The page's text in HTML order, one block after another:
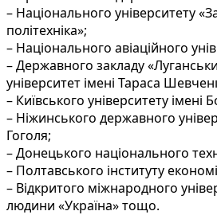
– Національного університету
політехніка»;
– Національного авіаційного
– Державного закладу
університет імені Тараса
– Київського університету імені
– Ніжинського державного
Гоголя;
– Донецького національного
– Полтавського інституту
– Відкритого міжнародного
людини «Україна» тощо.